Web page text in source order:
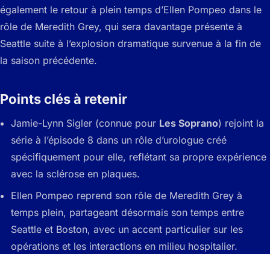
également le retour à plein temps d’Ellen Pompeo dans le
rôle de Meredith Grey, qui sera davantage présente à
Seattle suite à l’explosion dramatique survenue à la fin de
la saison précédente.
Points clés à retenir
Jamie-Lynn Sigler (connue pour Les Soprano) rejoint la
série à l’épisode 8 dans un rôle d’urologue créé
spécifiquement pour elle, reflétant sa propre expérience
avec la sclérose en plaques.
Ellen Pompeo reprend son rôle de Meredith Grey à
temps plein, partageant désormais son temps entre
Seattle et Boston, avec un accent particulier sur les
opérations et les interactions en milieu hospitalier.